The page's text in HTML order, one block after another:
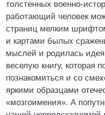
толстенных военно-
работающий человек
страниц мелким
и картами былых
мыслей и родилась
веселую книгу, которая
познакомиться и со
яркими образцами
«мозгоимения». А